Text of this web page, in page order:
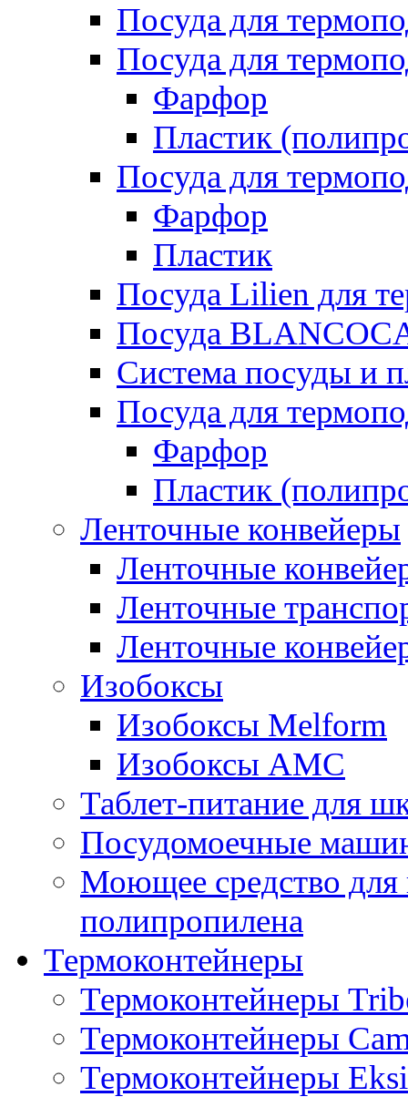
Посуда для
Посуда для
Фарфор
Пластик
Посуда для
Фарфор
Пластик
Посуда Lilien для
Посуда
Система посуды и
Посуда для
Фарфор
Пластик
Ленточные конвейеры
Ленточные
Ленточные
Ленточные
Изобоксы
Изобоксы Melform
Изобоксы AMC
Таблет-питание для
Посудомоечные
Моющее средство для
полипропилена
Термоконтейнеры
Термоконтейнеры
Термоконтейнеры
Термоконтейнеры Eksi